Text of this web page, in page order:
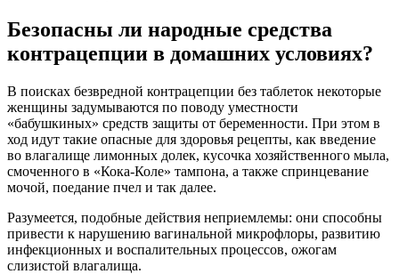
Безопасны ли народные средства
контрацепции в домашних условиях?
В поисках безвредной контрацепции без таблеток некоторые
женщины задумываются по поводу уместности
«бабушкиных» средств защиты от беременности. При этом в
ход идут такие опасные для здоровья рецепты, как введение
во влагалище лимонных долек, кусочка хозяйственного мыла,
смоченного в «Кока-Коле» тампона, а также спринцевание
мочой, поедание пчел и так далее.
Разумеется, подобные действия неприемлемы: они способны
привести к нарушению вагинальной микрофлоры, развитию
инфекционных и воспалительных процессов, ожогам
слизистой влагалища.